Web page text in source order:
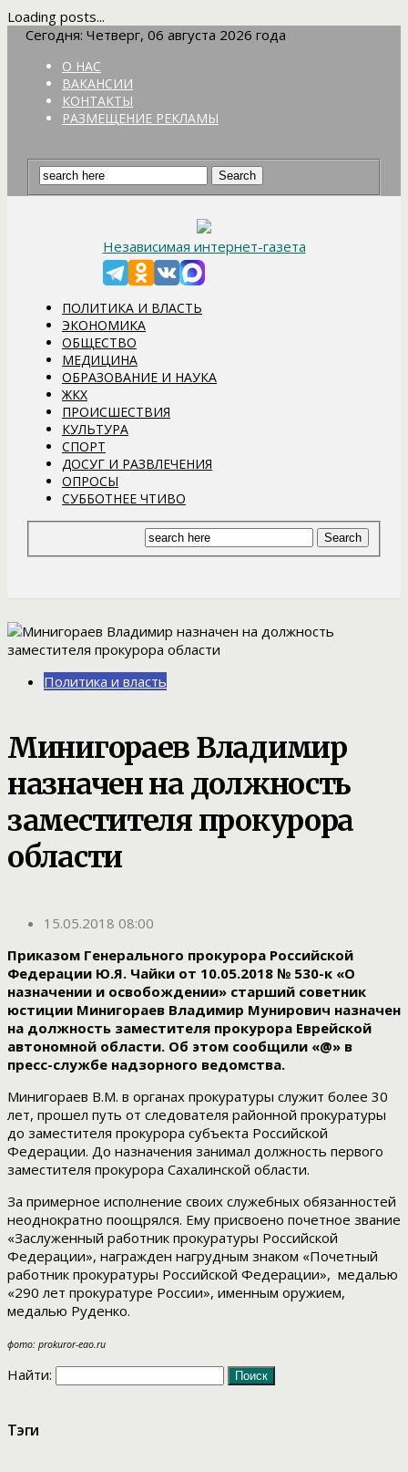
Loading posts...
Сегодня: Четверг, 06 августа 2026 года
О НАС
ВАКАНСИИ
КОНТАКТЫ
РАЗМЕЩЕНИЕ РЕКЛАМЫ
Независимая интернет-газета
ПОЛИТИКА И ВЛАСТЬ
ЭКОНОМИКА
ОБЩЕСТВО
МЕДИЦИНА
ОБРАЗОВАНИЕ И НАУКА
ЖКХ
ПРОИСШЕСТВИЯ
КУЛЬТУРА
СПОРТ
ДОСУГ И РАЗВЛЕЧЕНИЯ
ОПРОСЫ
СУББОТНЕЕ ЧТИВО
Политика и власть
Минигораев Владимир
назначен на должность
заместителя прокурора
области
15.05.2018 08:00
Приказом Генерального прокурора Российской
Федерации Ю.Я. Чайки от 10.05.2018 № 530-к «О
назначении и освобождении» старший советник
юстиции Минигораев Владимир Мунирович назначен
на должность заместителя прокурора Еврейской
автономной области. Об этом сообщили «@» в
пресс-службе надзорного ведомства.
Минигораев В.М. в органах прокуратуры служит более 30
лет, прошел путь от следователя районной прокуратуры
до заместителя прокурора субъекта Российской
Федерации. До назначения занимал должность первого
заместителя прокурора Сахалинской области.
За примерное исполнение своих служебных обязанностей
неоднократно поощрялся. Ему присвоено почетное звание
«Заслуженный работник прокуратуры Российской
Федерации», награжден нагрудным знаком «Почетный
работник прокуратуры Российской Федерации», медалью
«290 лет прокуратуре России», именным оружием,
медалью Руденко.
фото: prokuror-eao.ru
Найти:
Тэги